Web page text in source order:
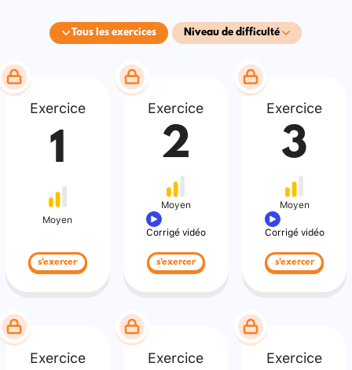
Tous les exercices Niveau de difficulté
Exercice
1
Moyen
s'exercer
Exercice
2
Moyen
Corrigé vidéo
s'exercer
Exercice
3
Moyen
Corrigé vidéo
s'exercer
Exercice Exercice Exercice